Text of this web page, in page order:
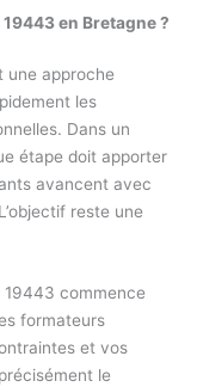
en Bretagne ?
une approche
les
Dans un
étape doit apporter
avancent avec
reste une
19443 commence
formateurs
et vos
le